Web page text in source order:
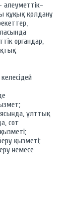
әлеуметтік-
құқық қолдану
органдар,
ұлттық
сот
қызметі;
немесе